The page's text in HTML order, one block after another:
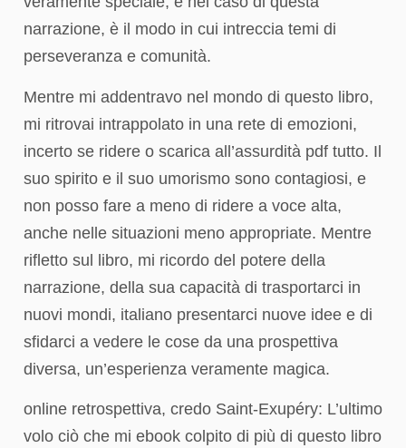
narrazione, è il modo in cui intreccia temi di
perseveranza e comunità.
Mentre mi addentravo nel mondo di questo libro,
mi ritrovai intrappolato in una rete di emozioni,
incerto se ridere o scarica all’assurdità pdf tutto. Il
suo spirito e il suo umorismo sono contagiosi, e
non posso fare a meno di ridere a voce alta,
anche nelle situazioni meno appropriate. Mentre
rifletto sul libro, mi ricordo del potere della
narrazione, della sua capacità di trasportarci in
nuovi mondi, italiano presentarci nuove idee e di
sfidarci a vedere le cose da una prospettiva
diversa, un’esperienza veramente magica.
online retrospettiva, credo Saint-Exupéry: L’ultimo
volo ciò che mi ebook colpito di più di questo libro